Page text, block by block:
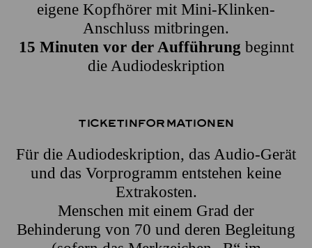
eigene Kopfhörer mit Mini-Klinken-
Anschluss mitbringen.
15 Minuten vor der Aufführung beginnt
die Audiodeskription
Ticketinformationen
Für die Audiodeskription, das Audio-Gerät
und das Vorprogramm entstehen keine
Extrakosten.
Menschen mit einem Grad der
Behinderung von 70 und deren Begleitung